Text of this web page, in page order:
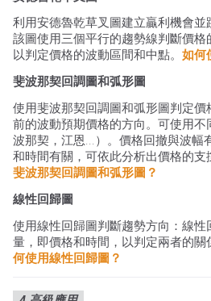
利用安德魯乾草叉圖建立贏利機會並
該圖使用三個平行的趨勢線判斷價格
以判定價格的波動區間和中點。 如何
斐波那契回調圖和弧形圖
使用斐波那契回調圖和弧形圖判定價
前的波動預期價格的方向。可使用
波那契，江恩...）。價格回撤與波幅
和時間有關，可依此分析出價格的支
斐波那契回調圖和弧形圖？
線性回歸圖
使用線性回歸圖判斷趨勢方向：線
量，即價格和時間，以判定兩者的關
何使用線性回歸圖？